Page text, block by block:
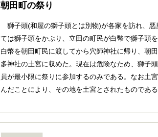
朝田町の祭り
獅子頭(和屋の獅子頭とは別物)が各家を訪れ、
ては獅子頭をかぶり、立田の町民が白幣で獅子頭
白幣を朝田町民に渡してから穴師神社に帰り、朝
多神社の土宮に収めた。現在は危険なため、獅子
員が最小限に祭りに参加するのみである。なお土
んだことにより、その地を土宮とされたものである